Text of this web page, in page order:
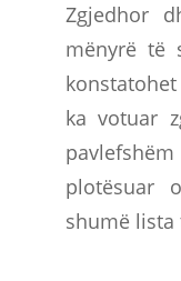
Zgjedhor
mënyrë të
ka votuar
plotësuar
shumë lista